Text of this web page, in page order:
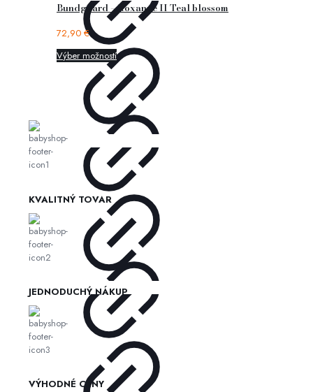
Bundgaard – Roxanne II Teal blossom
72,90 €
Výber možností
KVALITNÝ TOVAR
JEDNODUCHÝ NÁKUP
VÝHODNÉ CENY